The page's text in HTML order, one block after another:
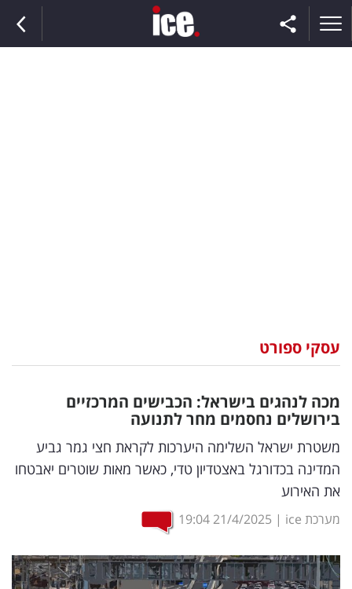
וצרכנות
דיגיטל
וטק
שיווק
ופרסום
מדדים
עסקי ספורט
מכה לנהגים בישראל: הכבישים המרכזיים
בירושלים נחסמים מחר לתנועה
משטרת ישראל השלימה היערכות לקראת חצי גמר גביע
המדינה בכדורגל באצטדיון טדי, כאשר מאות שוטרים יאבטחו
את האירוע
מערכת ice |
21/4/2025
19:04